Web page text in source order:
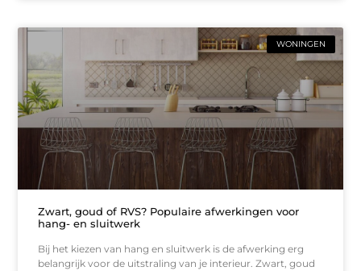
WONINGEN
Zwart, goud of RVS? Populaire afwerkingen voor
hang- en sluitwerk
Bij het kiezen van hang en sluitwerk is de afwerking erg
belangrijk voor de uitstraling van je interieur. Zwart, goud